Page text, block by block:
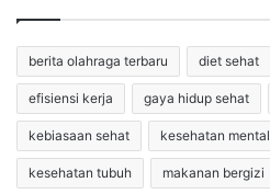
berita olahraga terbaru diet sehat
efisiensi kerja gaya hidup sehat
kebiasaan sehat kesehatan mental
kesehatan tubuh makanan bergizi